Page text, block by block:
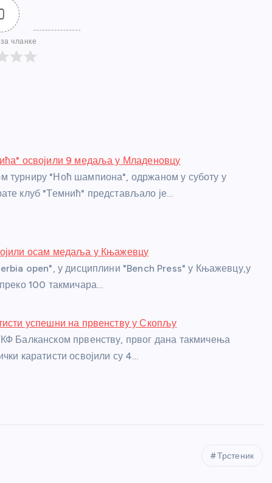
чланке
освојили 9 медаља у Младеновцу
турниру "Ноћ шампиона", одржаном у суботу у
клуб "Темнић" представљало је…
осам медаља у Књажевцу
open", у дисциплини "Bench Press" у Књажевцу,у
100 такмичара…
успешни на првенству у Скопљу
Балканском првенству, првог дана такмичења
каратисти освојили су 4…
Трстеник